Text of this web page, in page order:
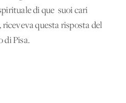
di que' suoi cari
questa risposta del
di Pisa.